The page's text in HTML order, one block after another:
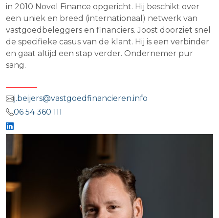
in 2010 Novel Finance opgericht. Hij beschikt over
een uniek en breed (internationaal) netwerk van
vastgoedbeleggers en financiers. Joost doorziet snel
de specifieke casus van de klant. Hij is een verbinder
en gaat altijd een stap verder. Ondernemer pur
sang.
j.beijers@vastgoedfinancieren.info
06 54 360 111